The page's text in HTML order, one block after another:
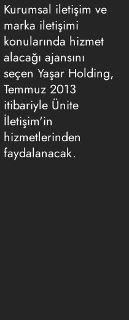
Kurumsal iletişim ve
marka iletişimi
konularında hizmet
alacağı ajansını
seçen Yaşar Holding,
Temmuz 2013
itibariyle Ünite
İletişim'in
hizmetlerinden
faydalanacak.